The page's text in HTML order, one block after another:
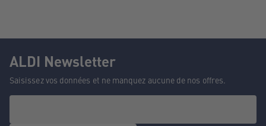
ALDI Newsletter
Saisissez vos données et ne manquez aucune de nos offres.